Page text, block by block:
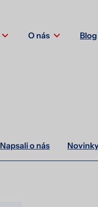
O nás Blog
Napsali o nás